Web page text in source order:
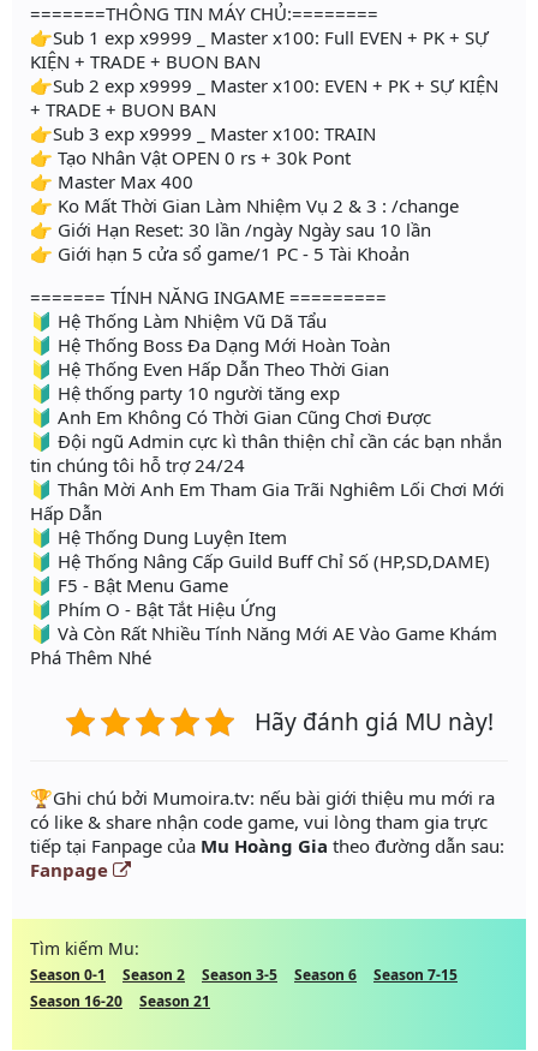
=======THÔNG TIN MÁY CHỦ:========
👉Sub 1 exp x9999 _ Master x100: Full EVEN + PK + SỰ
KIỆN + TRADE + BUON BAN
👉Sub 2 exp x9999 _ Master x100: EVEN + PK + SỰ KIỆN
+ TRADE + BUON BAN
👉Sub 3 exp x9999 _ Master x100: TRAIN
👉 Tạo Nhân Vật OPEN 0 rs + 30k Pont
👉 Master Max 400
👉 Ko Mất Thời Gian Làm Nhiệm Vụ 2 & 3 : /change
👉 Giới Hạn Reset: 30 lần /ngày Ngày sau 10 lần
👉 Giới hạn 5 cửa sổ game/1 PC - 5 Tài Khoản
======= TÍNH NĂNG INGAME =========
🔰 Hệ Thống Làm Nhiệm Vũ Dã Tẩu
🔰 Hệ Thống Boss Đa Dạng Mới Hoàn Toàn
🔰 Hệ Thống Even Hấp Dẫn Theo Thời Gian
🔰 Hệ thống party 10 người tăng exp
🔰 Anh Em Không Có Thời Gian Cũng Chơi Được
🔰 Đội ngũ Admin cực kì thân thiện chỉ cần các bạn nhắn
tin chúng tôi hỗ trợ 24/24
🔰 Thân Mời Anh Em Tham Gia Trãi Nghiêm Lối Chơi Mới
Hấp Dẫn
🔰 Hệ Thống Dung Luyện Item
🔰 Hệ Thống Nâng Cấp Guild Buff Chỉ Số (HP,SD,DAME)
🔰 F5 - Bật Menu Game
🔰 Phím O - Bật Tắt Hiệu Ứng
🔰 Và Còn Rất Nhiều Tính Năng Mới AE Vào Game Khám
Phá Thêm Nhé
Hãy đánh giá MU này!
️🏆Ghi chú bởi Mumoira.tv: nếu bài giới thiệu mu mới ra
có like & share nhận code game, vui lòng tham gia trực
tiếp tại Fanpage của Mu Hoàng Gia theo đường dẫn sau:
Fanpage
Tìm kiếm Mu:
Season 0-1 Season 2 Season 3-5 Season 6
Season 7-15
Season 16-20
Season 21